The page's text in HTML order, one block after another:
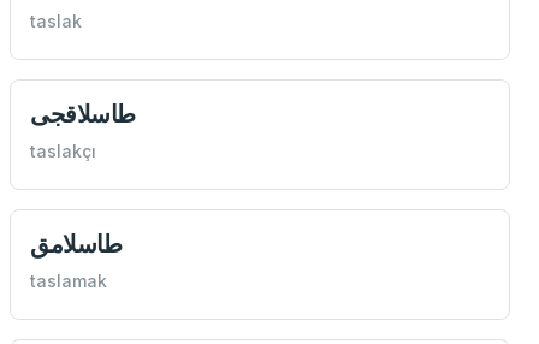
taslak
طاسلاقجی
taslakçı
طاسلامق
taslamak